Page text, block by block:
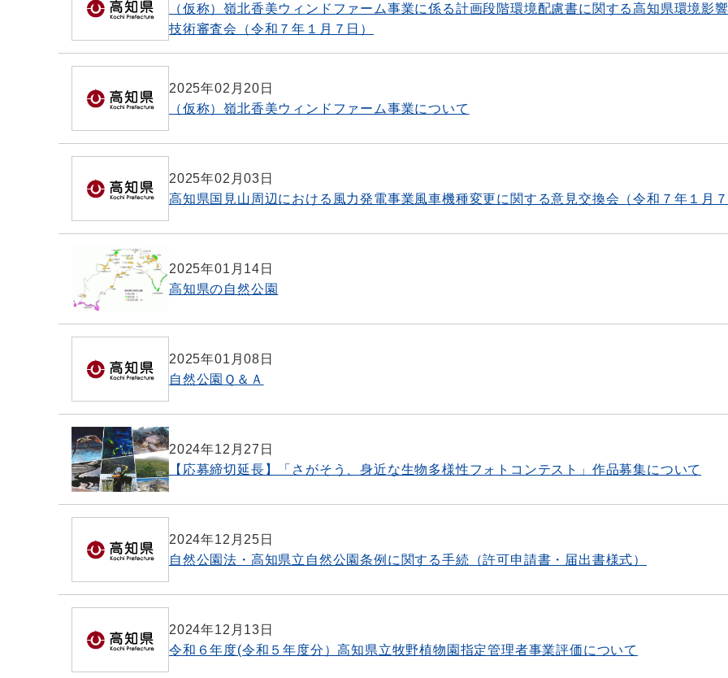
（仮称）嶺北香美ウィンドファーム事業に係る計画段階環境配慮書に関する高知県環境影
技術審査会（令和７年１月７日）
2025年02月20日
（仮称）嶺北香美ウィンドファーム事業について
2025年02月03日
高知県国見山周辺における風力発電事業風車機種変更に関する意見交換会（令和７年１月
2025年01月14日
高知県の自然公園
2025年01月08日
自然公園Ｑ＆Ａ
2024年12月27日
【応募締切延長】「さがそう、身近な生物多様性フォトコンテスト」作品募集について
2024年12月25日
自然公園法・高知県立自然公園条例に関する手続（許可申請書・届出書様式）
2024年12月13日
令和６年度(令和５年度分）高知県立牧野植物園指定管理者事業評価について